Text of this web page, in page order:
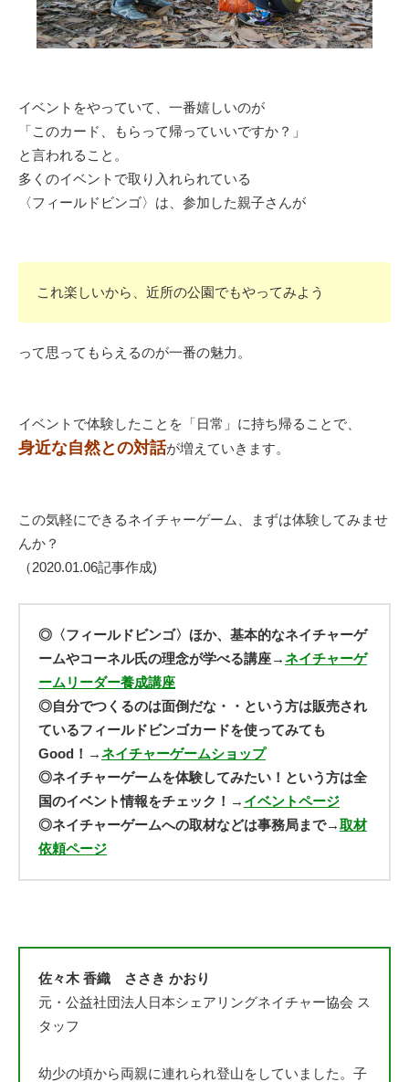
イベントをやっていて、一番嬉しいのが
「このカード、もらって帰っていいですか？」
と言われること。
多くのイベントで取り入れられている
〈フィールドビンゴ〉は、参加した親子さんが
これ楽しいから、近所の公園でもやってみよう
って思ってもらえるのが一番の魅力。
イベントで体験したことを「日常」に持ち帰ることで、
身近な自然との対話が増えていきます。
この気軽にできるネイチャーゲーム、まずは体験してみませ
んか？
（2020.01.06記事作成)
◎〈フィールドビンゴ〉ほか、基本的なネイチャーゲ
ームやコーネル氏の理念が学べる講座→ネイチャーゲ
ームリーダー養成講座
◎自分でつくるのは面倒だな・・という方は販売され
ているフィールドビンゴカードを使ってみても
Good！→ネイチャーゲームショップ
◎ネイチャーゲームを体験してみたい！という方は全
国のイベント情報をチェック！→ イベントページ
◎ネイチャーゲームへの取材などは事務局まで→取材
依頼ページ
佐々木 香織 ささき かおり
元・公益社団法人日本シェアリングネイチャー協会 ス
タッフ
幼少の頃から両親に連れられ登山をしていました。子